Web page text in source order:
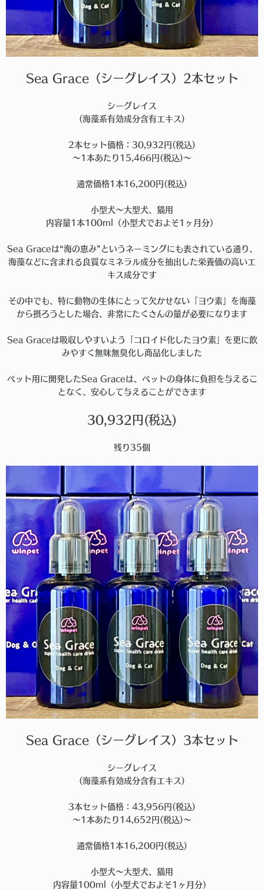
Sea Grace（シーグレイス）2本セット
シーグレイス
(海藻系有効成分含有エキス)
2本セット価格：30,932円(税込)
〜1本あたり15,466円(税込)〜
通常価格1本16,200円(税込)
小型犬〜大型犬、猫用
内容量1本100ml（小型犬でおよそ1ヶ月分）
Sea Graceは“海の恵み”というネーミングにも表されている通り、
海藻などに含まれる良質なミネラル成分を抽出した栄養価の高いエ
キス成分です
その中でも、特に動物の生体にとって欠かせない「ヨウ素」を海藻
から摂ろうとした場合、非常にたくさんの量が必要になります
Sea Graceは吸収しやすいよう「コロイド化したヨウ素」を更に飲
みやすく無味無臭化し商品化しました
ペット用に開発したSea Graceは、ペットの身体に負担を与えるこ
となく、安心して与えることができます
30,932円(税込)
残り35個
Sea Grace（シーグレイス）3本セット
シーグレイス
(海藻系有効成分含有エキス)
3本セット価格：43,956円(税込)
〜1本あたり14,652円(税込)〜
通常価格1本16,200円(税込)
小型犬〜大型犬、猫用
内容量100ml（小型犬でおよそ1ヶ月分）